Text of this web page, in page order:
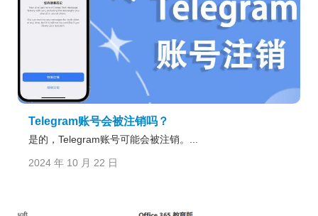
Telegram账号会被注销吗？
是的，Telegram账号可能会被注销。...
2024 年 10 月 22 日